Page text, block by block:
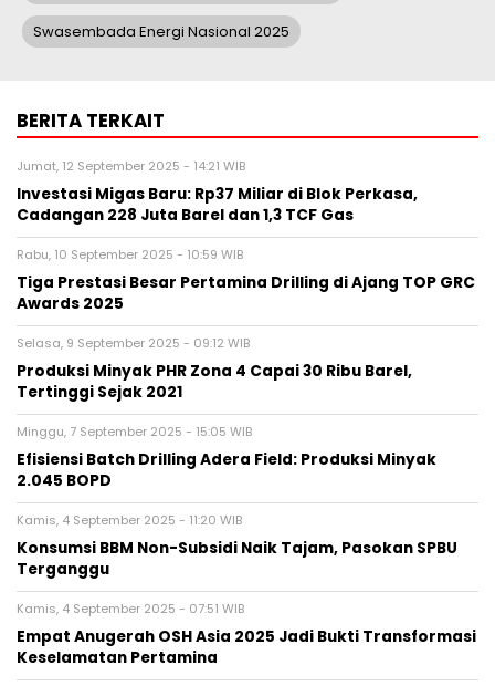
Swasembada Energi Nasional 2025
BERITA TERKAIT
Jumat, 12 September 2025 - 14:21 WIB
Investasi Migas Baru: Rp37 Miliar di Blok Perkasa,
Cadangan 228 Juta Barel dan 1,3 TCF Gas
Rabu, 10 September 2025 - 10:59 WIB
Tiga Prestasi Besar Pertamina Drilling di Ajang TOP GRC
Awards 2025
Selasa, 9 September 2025 - 09:12 WIB
Produksi Minyak PHR Zona 4 Capai 30 Ribu Barel,
Tertinggi Sejak 2021
Minggu, 7 September 2025 - 15:05 WIB
Efisiensi Batch Drilling Adera Field: Produksi Minyak
2.045 BOPD
Kamis, 4 September 2025 - 11:20 WIB
Konsumsi BBM Non-Subsidi Naik Tajam, Pasokan SPBU
Terganggu
Kamis, 4 September 2025 - 07:51 WIB
Empat Anugerah OSH Asia 2025 Jadi Bukti Transformasi
Keselamatan Pertamina